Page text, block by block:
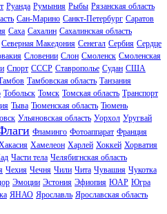
Руанда Румыния Рыбы Рязанская область
Сан-Марино Санкт-Петербург Саратов
Саха Сахалин Сахалинская область
Северная Македония Сенегал Сербия Сердце
Словении Слон Смоленск Смоленская
Спорт СССР Ставрополье Судан США
Тамбовская область Танзания
Тобольск Томск Томская область Транспорт
Тыва Тюменская область Тюмень
Ульяновская область Уорхол Уругвай
Фламинго Фотоаппарат Франция
Хамелеон Харлей Хоккей Хорватия
Части тела Челябигнская область
Чехия Чечня Чили Чита Чувашия Чукотка
Эмоции Эстония Эфиопия ЮАР Югра
ЯНАО Ярославль Ярославская область